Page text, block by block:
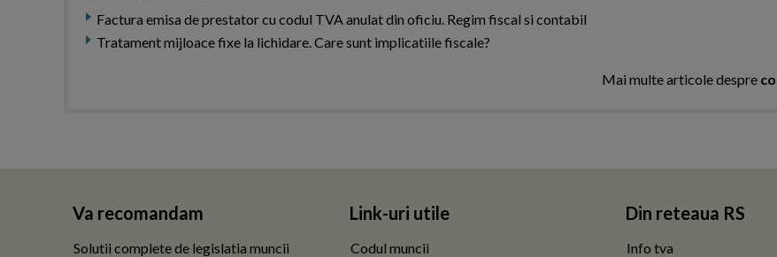
Factura emisa de prestator cu codul TVA anulat din oficiu. Regim fiscal si contabil
Tratament mijloace fixe la lichidare. Care sunt implicatiile fiscale?
Mai multe articole despre
Va recomandam
Solutii complete de legislatia muncii
Link-uri utile
Codul muncii
Din reteaua RS
Info tva